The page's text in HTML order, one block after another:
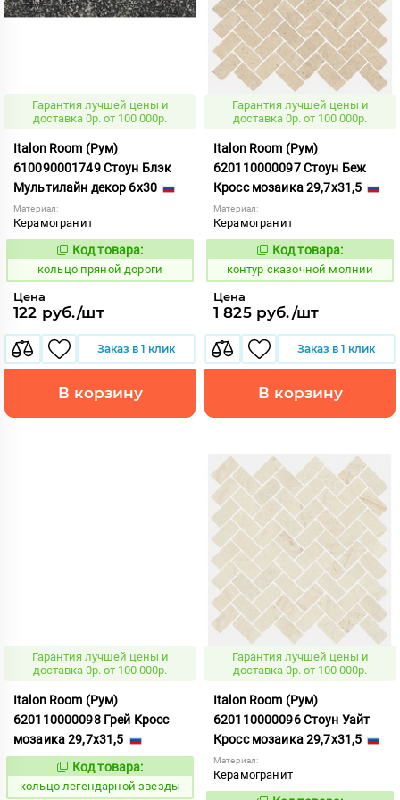
Гарантия лучшей цены и
доставка 0р. от 100 000р.
Italon Room (Рум)
610090001749 Стоун Блэк
Мультилайн декор 6x30
Материал:
Керамогранит
743647
Код товара:
кольцо пряной дороги
Цена
122 руб./шт
Заказ в 1 клик
В корзину
Гарантия лучшей цены и
доставка 0р. от 100 000р.
Italon Room (Рум)
620110000097 Стоун Беж
Кросс мозаика 29,7x31,5
Материал:
Керамогранит
761053
Код товара:
контур сказочной молнии
Цена
1 825 руб./шт
Заказ в 1 клик
В корзину
Гарантия лучшей цены и
доставка 0р. от 100 000р.
Italon Room (Рум)
620110000098 Грей Кросс
мозаика 29,7x31,5
739779
Код товара:
кольцо легендарной звезды
Гарантия лучшей цены и
доставка 0р. от 100 000р.
Italon Room (Рум)
620110000096 Стоун Уайт
Кросс мозаика 29,7x31,5
Материал:
Керамогранит